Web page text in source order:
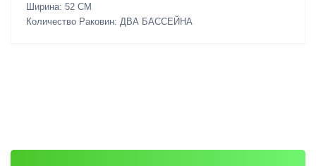
Ширина: 52 СМ
Количество Раковин: ДВА БАССЕЙНА